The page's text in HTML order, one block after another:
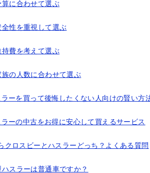
算に合わせて選ぶ
全性を重視して選ぶ
持費を考えて選ぶ
族の人数に合わせて選ぶ
ーを買って後悔したくない人向けの賢い方
ーの中古をお得に安心して買えるサービス
クロスビーとハスラーどっち？よくある質問
ハスラーは普通車ですか？